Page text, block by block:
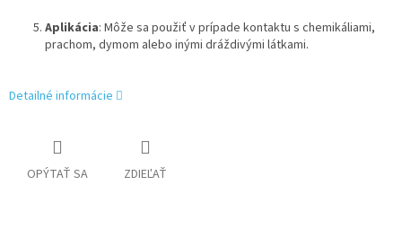
Aplikácia: Môže sa použiť v prípade kontaktu s chemikáliami,
prachom, dymom alebo inými dráždivými látkami.
Detailné informácie
OPÝTAŤ SA ZDIEĽAŤ